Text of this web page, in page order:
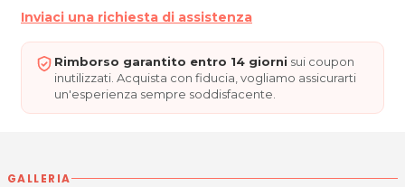
Inviaci una richiesta di assistenza
Rimborso garantito entro 14 giorni sui coupon
inutilizzati. Acquista con fiducia, vogliamo assicurarti
un'esperienza sempre soddisfacente.
GALLERIA